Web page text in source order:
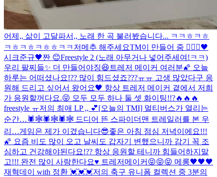
어제,, 삶이 고달파서,, 노래 한 곡 불러봤습니다... ㅋㅋㅎㅋㅎ
ㅋㅎㅋㅎㅋㅎㅎㅋㅋ 저메추 해주세요TM이 만들어 줌 🧚🏻‍♀️🖤
시크준규🖤짠 😊Freestyle 2 (노래 아무거나 넣어주세여!ㅋㅋ)
우리 팔찌들✨ 더 만들어야징😆 트레저 메이커 여러분🌠 오늘
하루는 어떠셨나요!?? 많이 힘드셨죠???ㅠㅠ 고생 많았다구 응
원해 드리고 싶어서 왔어요🖤 항상 트레저 메이커 곁에서 저희
가 응원할꺼다요.😝 모두 모두 하나 둘 셋 화이팅!!?🔥🔥🔥
freestyle ㅠ저의 최애 LP ,, 💕[오늘의 TMI] 멀티버스가 열리는
순간…🕷🕸🕷🕸🕷🕸 드디어 뜬 스파이더맨 트레일러를 본 우
리…게임은 제가 이겼습니다😎좋은 아침 점심 저녁이에요!!!
🌠 요즘 비도 많이 오고 날씨도 갑자기 변했으니까 감기 꼭 조
심하고 건강해야된다요!?? 항상 응원할 테니까 힘들어하지말
고!!! 완전 많이 사랑한다요♥️ 트레저메이커😝😝😝 메롱🖤🖤🖤
재혁데이 with 정환 💓💓💓저의 축구 유니폼 컬렉션 중 3분의